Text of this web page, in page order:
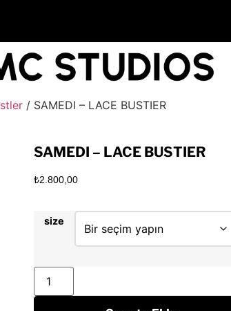
/ SAMEDI – LACE BUSTIER
SAMEDI – LACE BUSTIER
₺2.800,00
size